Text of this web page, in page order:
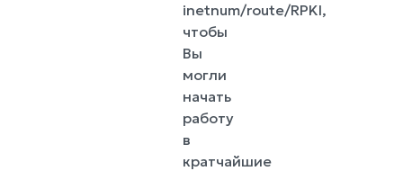
inetnum/route/RPKI,
чтобы
Вы
могли
начать
работу
в
кратчайшие